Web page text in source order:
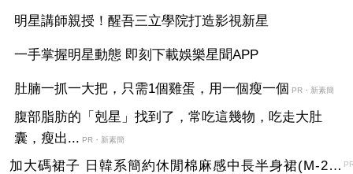
明星講師親授！醒吾三立學院打造影視新星
一手掌握明星動態 即刻下載娛樂星聞APP
肚腩一抓一大把，只需1個雞蛋，用一個瘦一個 PR・新素簡
腹部脂肪的「剋星」找到了，常吃這幾物，吃走大肚
囊，瘦出... PR・新素簡
加大碼裙子 日韓系簡約休閒棉麻感中長半身裙(M-2XL)【XMS54038】＊艾美時尚(現+預)